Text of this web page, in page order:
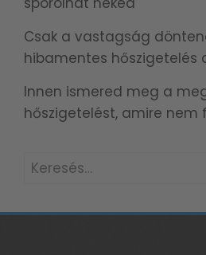
Csak a vastagság
hibamentes hőszigetelés
Innen ismered meg a
hőszigetelést, amire nem
Keresés: